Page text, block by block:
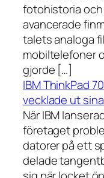
fotohistoria
avancerade
talets analoga
mobiltelefoner
gjorde […]
IBM ThinkPad
vecklade ut
När IBM
företaget
datorer på ett
delade